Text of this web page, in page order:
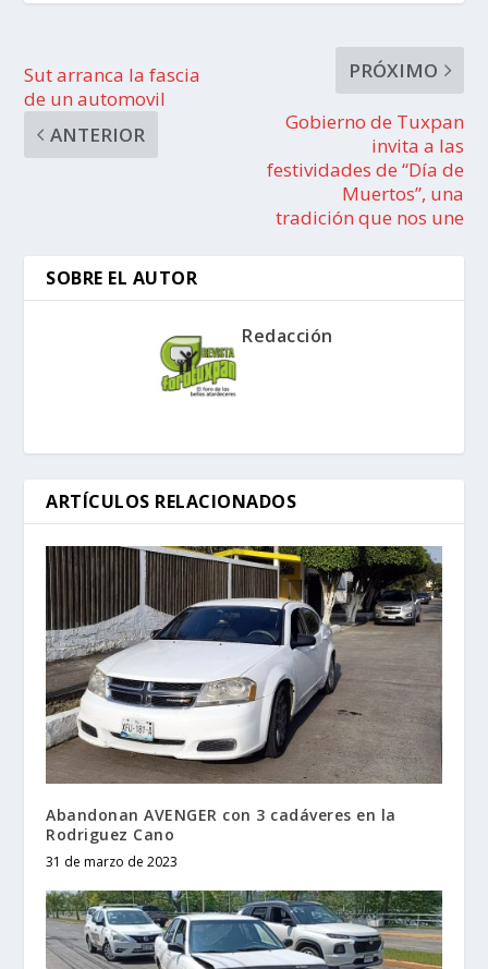
Sut arranca la fascia
de un automovil
ANTERIOR
PRÓXIMO
Gobierno de Tuxpan
invita a las
festividades de “Día de
Muertos”, una
tradición que nos une
SOBRE EL AUTOR
Redacción
ARTÍCULOS RELACIONADOS
Abandonan AVENGER con 3 cadáveres en la
Rodriguez Cano
31 de marzo de 2023